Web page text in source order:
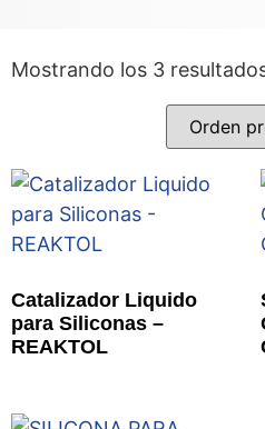
Mostrando los 3
Catalizador Liquido
para Siliconas –
REAKTOL